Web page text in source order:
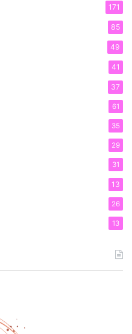
171
85
49
41
37
61
35
29
31
13
26
13